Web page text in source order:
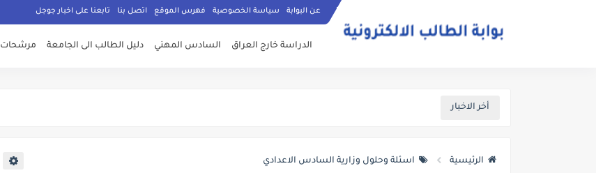
عن البوابة سياسة الخصوصية فهرس الموقع اتصل بنا تابعنا على اخبار جوجل
الدراسة خارج العراق السادس المهني دليل الطالب الى الجامعة مرشحات 2022
أخر الاخبار
الرئيسية اسئلة وحلول وزارية السادس الاعدادي